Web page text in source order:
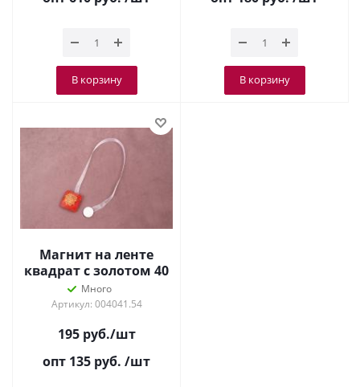
В корзину В корзину
Магнит на ленте
квадрат с золотом 40
см
Много
Артикул: 004041.54
195руб./шт
опт 135 руб. /шт